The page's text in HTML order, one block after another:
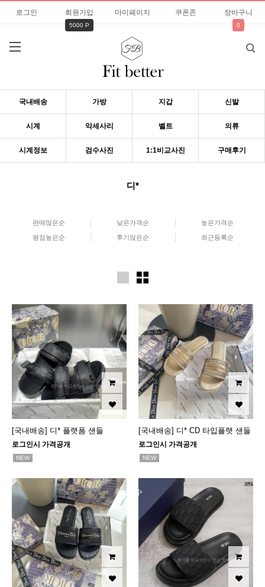
로그인 회원가입
5000 P
마이페이지 쿠폰존 장바구니
0
국내배송 가방 지갑 신발
시계 악세사리 벨트 의류
시계정보 검수사진 1:1비교사진 구매후기
디*
판매많은순 낮은가격순 높은가격순
평점높은순 후기많은순 최근등록순
[국내배송] 디* 플랫폼 샌들
로그인시 가격공개
NEW
[국내배송] 디* CD 타입플랫 샌들
로그인시 가격공개
NEW